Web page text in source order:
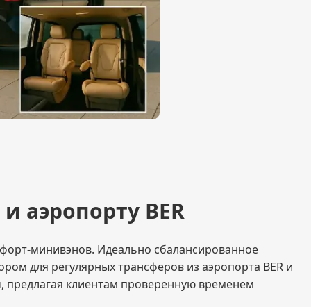
аэропорту BER
минивэнов. Идеально сбалансированное
для регулярных трансферов из аэропорта BER и
предлагая клиентам проверенную временем